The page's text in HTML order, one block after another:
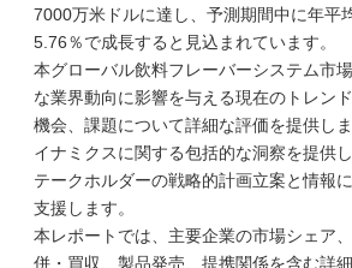
7000万米ドルに達し、予測期間中に年平
5.76％で成長すると見込まれています。
本グローバル飲料フレーバーシステム市
な業界動向に影響を与える現在のトレン
機会、課題について詳細な評価を提供し
イナミクスに関する包括的な洞察を提供
テークホルダーの戦略的計画立案と情報
支援します。
本レポートでは、主要企業の市場シェア
併・買収、製品発売、提携関係を含む詳